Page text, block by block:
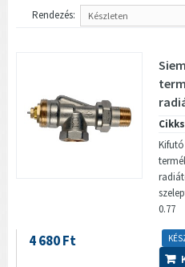
Rendezés: Készleten
0.77
4 680 Ft